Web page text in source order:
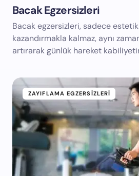
Bacak Egzersizleri
Bacak egzersizleri, sadece
kazandırmakla kalmaz, aynı
artırarak günlük hareket
ZAYIFLAMA EGZERSIZLERI